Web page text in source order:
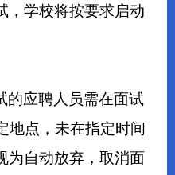
，学校将按要求启动
的应聘人员需在面试
地点，未在指定时间
为自动放弃，取消面